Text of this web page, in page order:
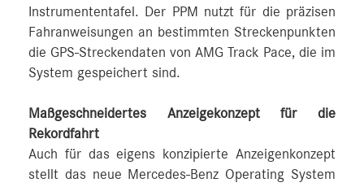
Instrumententafel. Der PPM nutzt für die präzisen
Fahranweisungen an bestimmten Streckenpunkten
die GPS-Streckendaten von AMG Track Pace, die im
System gespeichert sind.
Maßgeschneidertes Anzeigekonzept für die
Rekordfahrt
Auch für das eigens konzipierte Anzeigenkonzept
stellt das neue Mercedes‑Benz Operating System